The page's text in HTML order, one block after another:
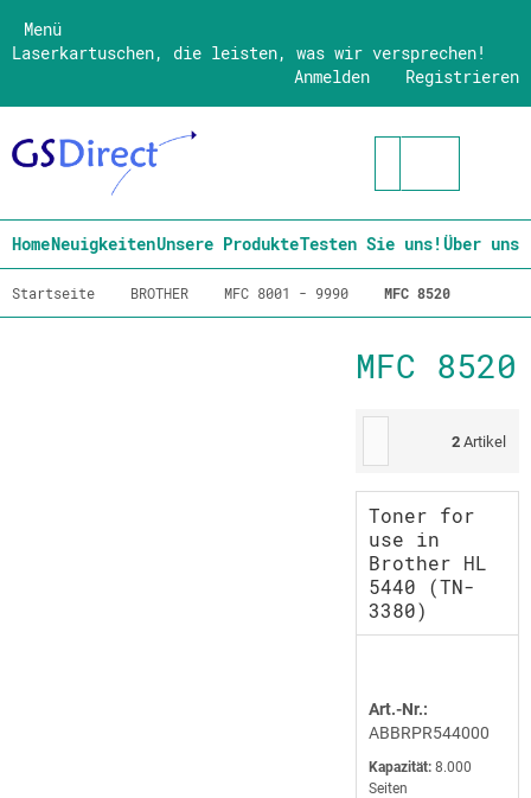
Menü
Laserkartuschen, die leisten, was wir versprechen!
Registrieren
Anmelden
HomeNeuigkeitenUnsere ProdukteTesten Sie uns!Über uns
Startseite BROTHER MFC 8001 - 9990 MFC 8520
MFC 8520
2 Artikel
Toner for
use in
Brother HL
5440 (TN-
3380)
Art.-Nr.:
ABBRPR544000
Kapazität: 8.000
Seiten